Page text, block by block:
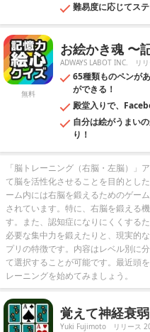
難易度に応じてス
無料
お絵かき魂 〜
ADWAYS LABOT INC. リ
65種類ものペンが
ができる！
殿堂入りで、
自分は絵がうまい
り！
「脳トレーニング（右脳・左脳）」
て脳を活性化させることを目的とし
ーム内には右脳を鍛えるためのゲー
されています。特に、右脳を鍛える
す。また、認知症になりにくくする
必要な集中力を鍛えたりと、現実的
プリの特徴です。内容はレベル別に
て選択することが可能です。最近頭
レーニングを始めてみましょう。
覚えて神経衰弱
Yuki Fujimoto リリース